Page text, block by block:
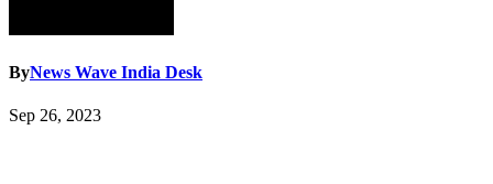
ByNews Wave India Desk
Sep 26, 2023